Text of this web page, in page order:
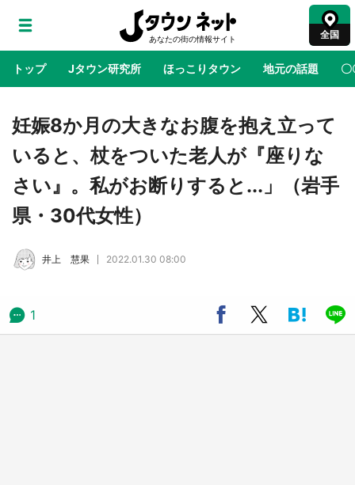
全国
トップ Jタウン研究所 ほっこりタウン 地元の話題 〇
地域×二次元 絶景 あの時はありがとう 物語がはじ
ラプラス・ダークネスが栃木県を征服！？ 県
公式プロモ動画で「聖地」が生産されてます
【7／31～1／31】
む 六本木ヒルズ展望台でコラボ、本邦初公開
日向翔陽＆影山飛雄が笹かまを食べる！ アニ
メ『ハイキュー！！』×老舗「鐘崎」コラボで
妊娠8か月の大きなお腹を抱え立って
いると、杖をついた老人が『座りな
さい』。私がお断りすると...」（岩手
県・30代女性）
井上 慧果 2022.01.30 08:00
1